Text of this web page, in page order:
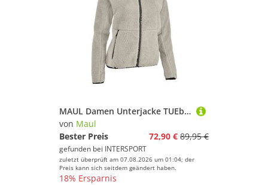
MAUL Damen Unterjacke TUEbingen - Fleecejacke
von Maul
Bester Preis
72,90 € 89,95 €
gefunden bei INTERSPORT
zuletzt überprüft am 07.08.2026 um 01:04; der
Preis kann sich seitdem geändert haben.
18% Ersparnis